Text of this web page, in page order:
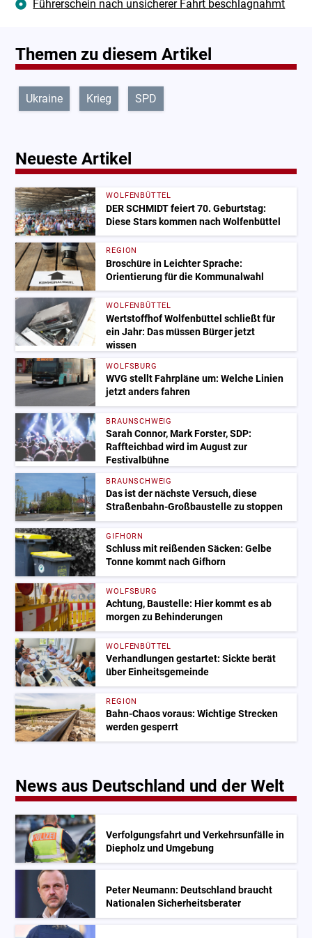
Führerschein nach unsicherer Fahrt beschlagnahmt
Themen zu diesem Artikel
Ukraine Krieg SPD
Neueste Artikel
WOLFENBÜTTEL
DER SCHMIDT feiert 70. Geburtstag:
Diese Stars kommen nach Wolfenbüttel
REGION
Broschüre in Leichter Sprache:
Orientierung für die Kommunalwahl
WOLFENBÜTTEL
Wertstoffhof Wolfenbüttel schließt für
ein Jahr: Das müssen Bürger jetzt
wissen
WOLFSBURG
WVG stellt Fahrpläne um: Welche Linien
jetzt anders fahren
BRAUNSCHWEIG
Sarah Connor, Mark Forster, SDP:
Raffteichbad wird im August zur
Festivalbühne
BRAUNSCHWEIG
Das ist der nächste Versuch, diese
Straßenbahn-Großbaustelle zu stoppen
GIFHORN
Schluss mit reißenden Säcken: Gelbe
Tonne kommt nach Gifhorn
WOLFSBURG
Achtung, Baustelle: Hier kommt es ab
morgen zu Behinderungen
WOLFENBÜTTEL
Verhandlungen gestartet: Sickte berät
über Einheitsgemeinde
REGION
Bahn-Chaos voraus: Wichtige Strecken
werden gesperrt
News aus Deutschland und der Welt
Verfolgungsfahrt und Verkehrsunfälle in
Diepholz und Umgebung
Peter Neumann: Deutschland braucht
Nationalen Sicherheitsberater